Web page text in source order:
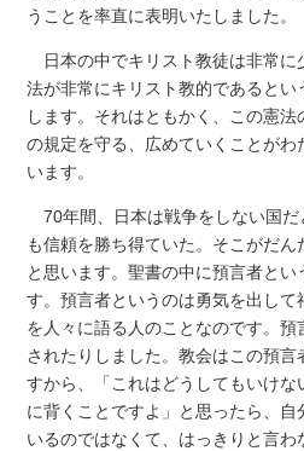
うことを率直に表明いたしました。
日本の中でキリスト教徒は非常に
法が非常にキリスト教的であるとい
します。それはともかく、この憲
の規定を守る、広めていくことがわ
います。
70年間、日本は戦争をしない国だ
も信頼を勝ち得ていた。そこがだ
と思います。聖書の中に預言者とい
す。預言者というのは勇気を出し
を人々に語る人のことなのです。
されたりしました。教会はこの預
すから、「これはどうしてもいけ
に背くことですよ」と思ったら、
いるのではなくて、はっきりと言